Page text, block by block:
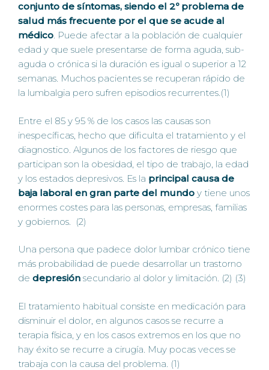
conjunto de síntomas, siendo el 2º problema de
salud más frecuente por el que se acude al
médico. Puede afectar a la población de cualquier
edad y que suele presentarse de forma aguda, sub-
aguda o crónica si la duración es igual o superior a 12
semanas. Muchos pacientes se recuperan rápido de
la lumbalgia pero sufren episodios recurrentes.(1)
Entre el 85 y 95 % de los casos las causas son
inespecíficas, hecho que dificulta el tratamiento y el
diagnostico. Algunos de los factores de riesgo que
participan son la obesidad, el tipo de trabajo, la edad
y los estados depresivos. Es la principal causa de
baja laboral en gran parte del mundo y tiene unos
enormes costes para las personas, empresas, familias
y gobiernos. (2)
Una persona que padece dolor lumbar crónico tiene
más probabilidad de puede desarrollar un trastorno
de depresión secundario al dolor y limitación. (2) (3)
El tratamiento habitual consiste en medicación para
disminuir el dolor, en algunos casos se recurre a
terapia física, y en los casos extremos en los que no
hay éxito se recurre a cirugía. Muy pocas veces se
trabaja con la causa del problema. (1)